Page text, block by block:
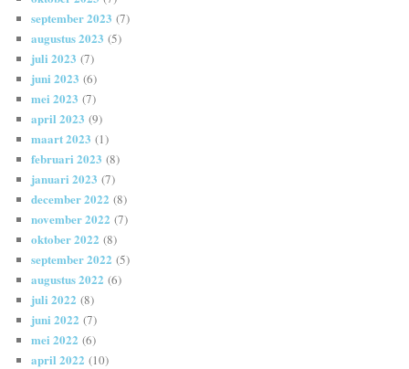
september 2023 (7)
augustus 2023 (5)
juli 2023 (7)
juni 2023 (6)
mei 2023 (7)
april 2023 (9)
maart 2023 (1)
februari 2023 (8)
januari 2023 (7)
december 2022 (8)
november 2022 (7)
oktober 2022 (8)
september 2022 (5)
augustus 2022 (6)
juli 2022 (8)
juni 2022 (7)
mei 2022 (6)
april 2022 (10)